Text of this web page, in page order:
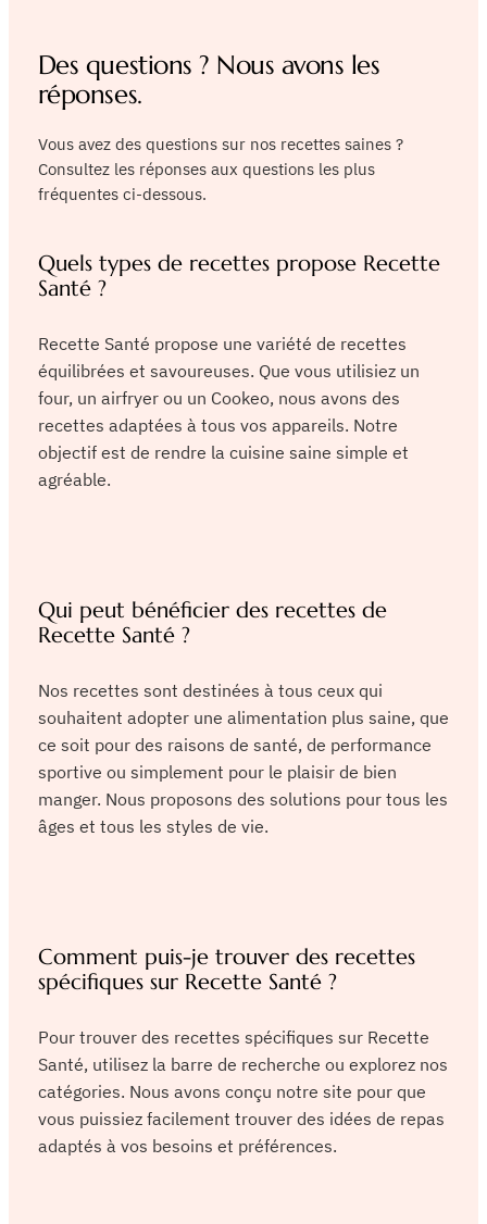
Des questions ? Nous avons les
réponses.
Vous avez des questions sur nos recettes saines ?
Consultez les réponses aux questions les plus
fréquentes ci-dessous.
Quels types de recettes propose Recette
Santé ?
Recette Santé propose une variété de recettes
équilibrées et savoureuses. Que vous utilisiez un
four, un airfryer ou un Cookeo, nous avons des
recettes adaptées à tous vos appareils. Notre
objectif est de rendre la cuisine saine simple et
agréable.
Qui peut bénéficier des recettes de
Recette Santé ?
Nos recettes sont destinées à tous ceux qui
souhaitent adopter une alimentation plus saine, que
ce soit pour des raisons de santé, de performance
sportive ou simplement pour le plaisir de bien
manger. Nous proposons des solutions pour tous les
âges et tous les styles de vie.
Comment puis-je trouver des recettes
spécifiques sur Recette Santé ?
Pour trouver des recettes spécifiques sur Recette
Santé, utilisez la barre de recherche ou explorez nos
catégories. Nous avons conçu notre site pour que
vous puissiez facilement trouver des idées de repas
adaptés à vos besoins et préférences.